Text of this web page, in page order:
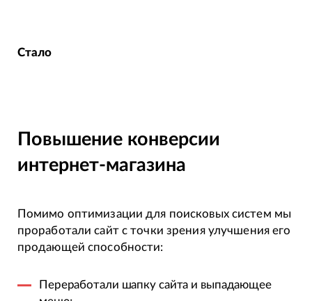
Стало
Повышение конверсии
интернет-магазина
Помимо оптимизации для поисковых систем мы
проработали сайт с точки зрения улучшения его
продающей способности:
Переработали шапку сайта и выпадающее